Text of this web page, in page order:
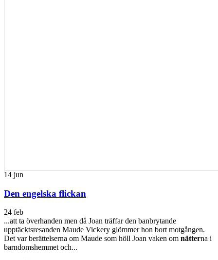
14 jun
Den engelska flickan
24 feb
...att ta överhanden men då Joan träffar den banbrytande
upptäcktsresanden Maude Vickery glömmer hon bort motgången.
Det var berättelserna om Maude som höll Joan vaken om nätterna i
barndomshemmet och...